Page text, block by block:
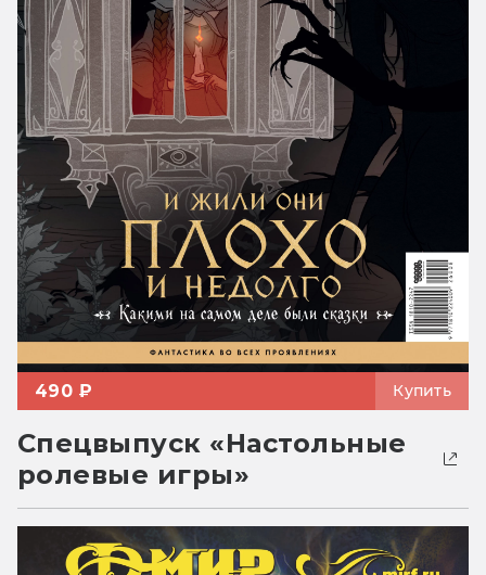
490 ₽ Купить
Спецвыпуск «Настольные
ролевые игры»